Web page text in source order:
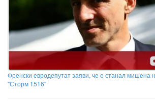
Френски евродепутат заяви, че е станал мишена
"Сторм 1516"